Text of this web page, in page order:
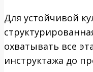
Для устойчивой
охватывать все
инструктажа до